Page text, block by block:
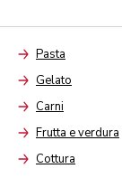
Arrow
Pasta
Arrow
Gelato
Arrow
Carni
ArrowFrutta e verdura
ArrowCottura